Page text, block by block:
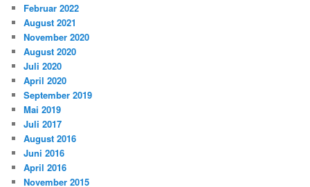
Februar 2022
August 2021
November 2020
August 2020
Juli 2020
April 2020
September 2019
Mai 2019
Juli 2017
August 2016
Juni 2016
April 2016
November 2015